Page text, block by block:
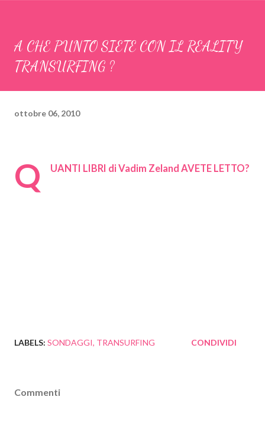
A CHE PUNTO SIETE CON IL REALITY
TRANSURFING ?
ottobre 06, 2010
Q UANTI LIBRI di Vadim Zeland AVETE LETTO?
LABELS: SONDAGGI TRANSURFING CONDIVIDI
Commenti